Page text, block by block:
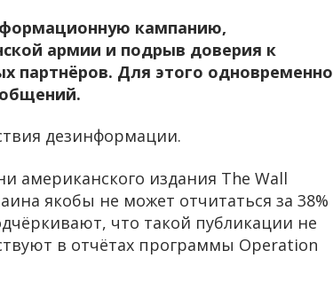
кампанию,
армии и подрыв доверия к
партнёров. Для этого одновременно
дезинформации.
американского издания The Wall
якобы не может отчитаться за 38%
что такой публикации не
в отчётах программы Operation